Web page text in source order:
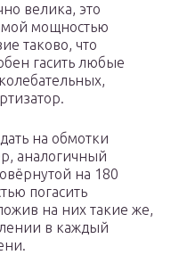
велика, это
мощностью
таково, что
гасить любые
на обмотки
аналогичный
на 180
погасить
на них такие же,
в каждый